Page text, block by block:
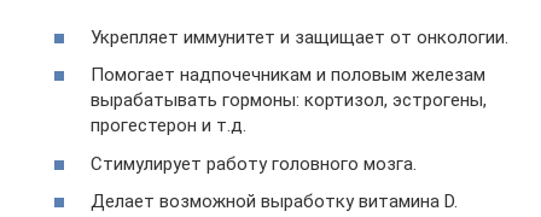
Укрепляет иммунитет и защищает от онкологии.
Помогает надпочечникам и половым железам
вырабатывать гормоны: кортизол, эстрогены,
прогестерон и т.д.
Стимулирует работу головного мозга.
Делает возможной выработку витамина D.